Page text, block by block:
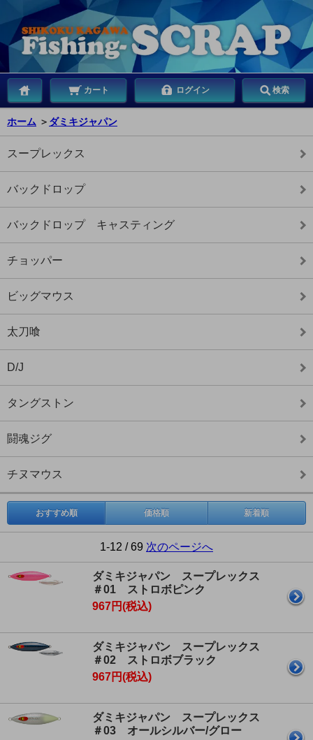
カート ログイン 検索
ホーム ＞ ダミキジャパン
スープレックス
バックドロップ
バックドロップ キャスティング
チョッパー
ビッグマウス
太刀喰
D/J
タングストン
闘魂ジグ
チヌマウス
おすすめ順 価格順 新着順
1-12 / 69 次のページへ
ダミキジャパン スープレックス
＃01 ストロボピンク
967円(税込)
ダミキジャパン スープレックス
＃02 ストロボブラック
967円(税込)
ダミキジャパン スープレックス
＃03 オールシルバー/グロー